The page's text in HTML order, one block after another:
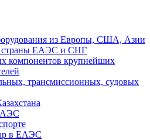
из Европы, США, Азии
страны ЕАЭС и СНГ
компонентов крупнейших
трансмиссионных, судовых
в ЕАЭС